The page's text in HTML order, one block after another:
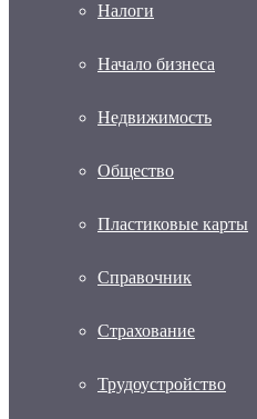
Налоги
Начало бизнеса
Недвижимость
Общество
Пластиковые карты
Справочник
Страхование
Трудоустройство